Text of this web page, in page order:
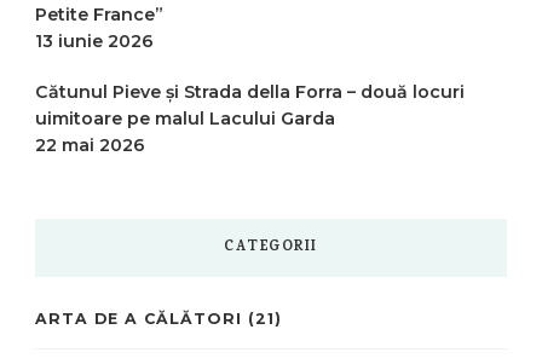
Petite France”
13 iunie 2026
Cătunul Pieve și Strada della Forra – două locuri
uimitoare pe malul Lacului Garda
22 mai 2026
CATEGORII
ARTA DE A CĂLĂTORI (21)